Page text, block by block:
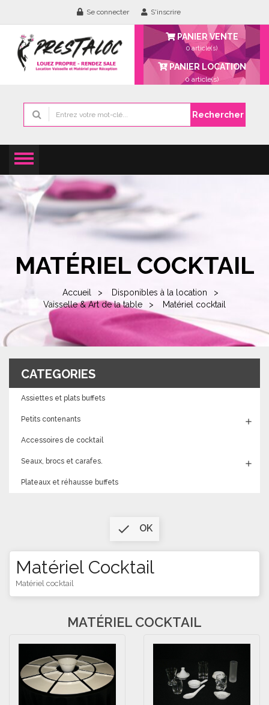
Se connecter S'inscrire
PANIER VENTE
0 article(s)
PANIER LOCATION
0 article(s)
Rechercher
MATÉRIEL COCKTAIL
Accueil
Disponibles à la location
Vaisselle & Art de la table
Matériel cocktail
CATEGORIES
Assiettes et plats buffets
Petits contenants 
Accessoires de cocktail
Seaux, brocs et carafes. 
Plateaux et réhausse buffets
 OK
Matériel Cocktail
Matériel cocktail
MATÉRIEL COCKTAIL